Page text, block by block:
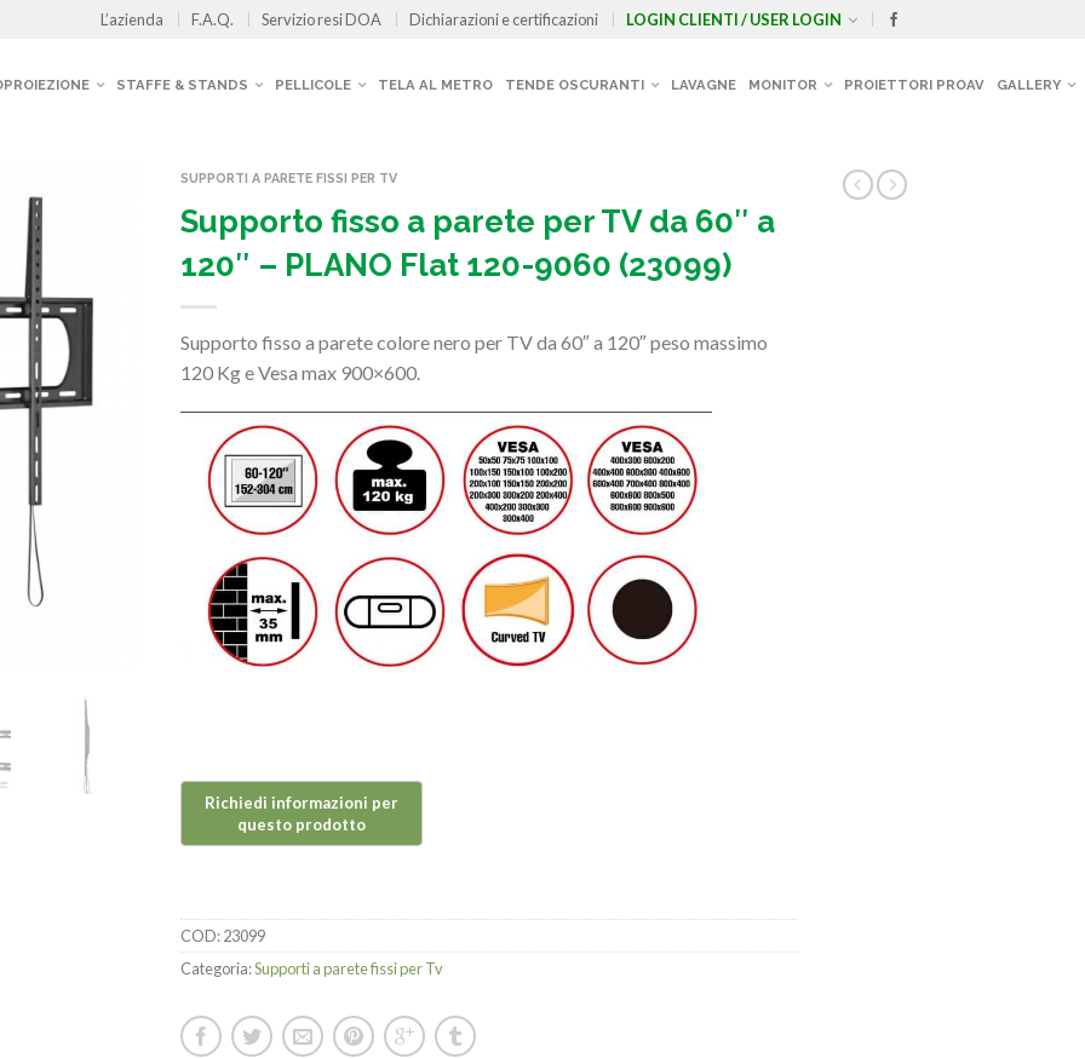
L’azienda F.A.Q. Servizio resi DOA Dichiarazioni e certificazioni LOGIN CLIENTI / USER LOGIN
STAFFE & STANDS PELLICOLE TELA AL METRO TENDE OSCURANTI LAVAGNE MONITOR PROIETTORI PROAV GALLERY
SUPPORTI A PARETE FISSI PER TV
Supporto fisso a parete per TV da 60″ a
120″ – PLANO Flat 120-9060 (23099)
Supporto fisso a parete colore nero per TV da 60″ a 120″ peso massimo
120 Kg e Vesa max 900×600.
COD:23099
Categoria:Supporti a parete fissi per Tv